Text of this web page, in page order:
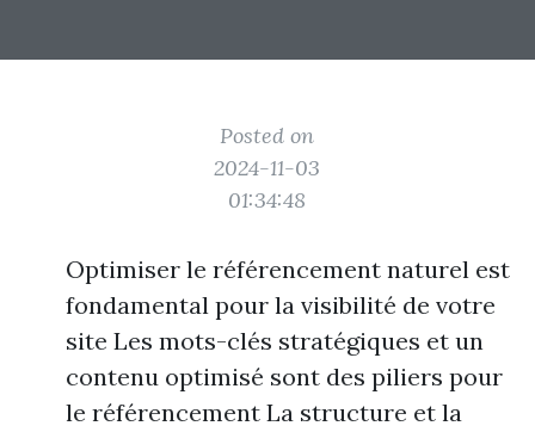
Posted on
2024-11-03
01:34:48
Optimiser le référencement naturel est
fondamental pour la visibilité de votre
site Les mots-clés stratégiques et un
contenu optimisé sont des piliers pour
le référencement La structure et la